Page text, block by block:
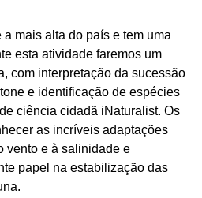
mais alta do país e tem uma
esta atividade faremos um
com interpretação da sucessão
e identificação de espécies
ciência cidadã iNaturalist. Os
as incríveis adaptações
vento e à salinidade e
papel na estabilização das